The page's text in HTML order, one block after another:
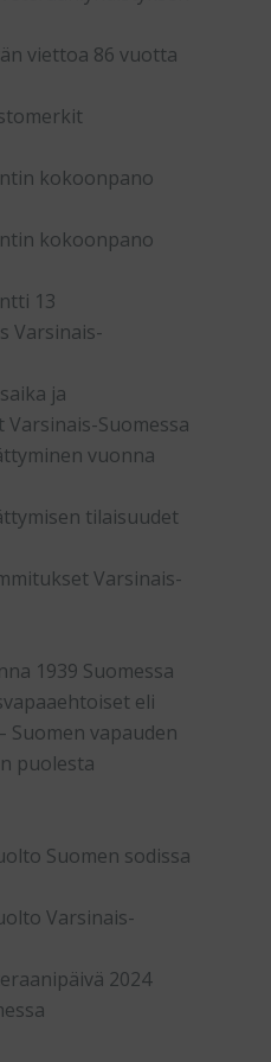
viettoa 86 vuotta
kokoonpano
kokoonpano
13
Varsinais-
ja
Suomessa
vuonna
tilaisuudet
Varsinais-
1939 Suomessa
eli
Suomen vapauden
puolesta
Suomen sodissa
Varsinais-
2024